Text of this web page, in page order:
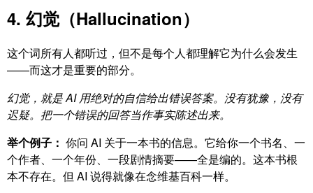
4. 幻觉（Hallucination）
这个词所有人都听过，但不是每个人都理解它为什么会发生
——而这才是重要的部分。
幻觉，就是 AI 用绝对的自信给出错误答案。没有犹豫，没有
迟疑。把一个错误的回答当作事实陈述出来。
举个例子： 你问 AI 关于一本书的信息。它给你一个书名、一
个作者、一个年份、一段剧情摘要——全是编的。这本书根
本不存在。但 AI 说得就像在念维基百科一样。